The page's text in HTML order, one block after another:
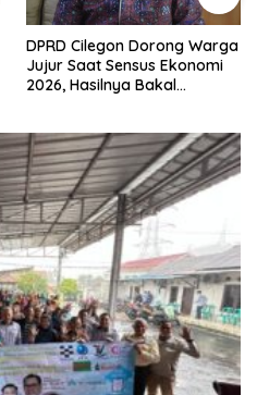
DPRD Cilegon Dorong Warga
Jujur Saat Sensus Ekonomi
2026, Hasilnya Bakal